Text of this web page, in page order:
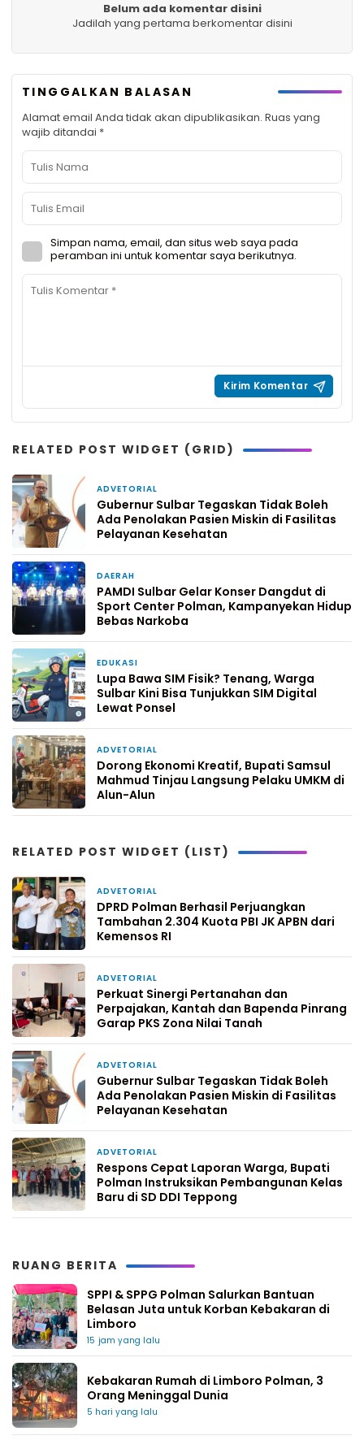
Belum ada komentar disini
Jadilah yang pertama berkomentar disini
TINGGALKAN BALASAN
Alamat email Anda tidak akan dipublikasikan. Ruas yang
wajib ditandai *
Simpan nama, email, dan situs web saya pada
peramban ini untuk komentar saya berikutnya.
RELATED POST WIDGET (GRID)
ADVETORIAL
Gubernur Sulbar Tegaskan Tidak Boleh
Ada Penolakan Pasien Miskin di Fasilitas
Pelayanan Kesehatan
DAERAH
PAMDI Sulbar Gelar Konser Dangdut di
Sport Center Polman, Kampanyekan Hidup
Bebas Narkoba
EDUKASI
Lupa Bawa SIM Fisik? Tenang, Warga
Sulbar Kini Bisa Tunjukkan SIM Digital
Lewat Ponsel
ADVETORIAL
Dorong Ekonomi Kreatif, Bupati Samsul
Mahmud Tinjau Langsung Pelaku UMKM di
Alun-Alun
RELATED POST WIDGET (LIST)
ADVETORIAL
DPRD Polman Berhasil Perjuangkan
Tambahan 2.304 Kuota PBI JK APBN dari
Kemensos RI
ADVETORIAL
Perkuat Sinergi Pertanahan dan
Perpajakan, Kantah dan Bapenda Pinrang
Garap PKS Zona Nilai Tanah
ADVETORIAL
Gubernur Sulbar Tegaskan Tidak Boleh
Ada Penolakan Pasien Miskin di Fasilitas
Pelayanan Kesehatan
ADVETORIAL
Respons Cepat Laporan Warga, Bupati
Polman Instruksikan Pembangunan Kelas
Baru di SD DDI Teppong
RUANG BERITA
SPPI & SPPG Polman Salurkan Bantuan
Belasan Juta untuk Korban Kebakaran di
Limboro
15 jam yang lalu
Kebakaran Rumah di Limboro Polman, 3
Orang Meninggal Dunia
5 hari yang lalu